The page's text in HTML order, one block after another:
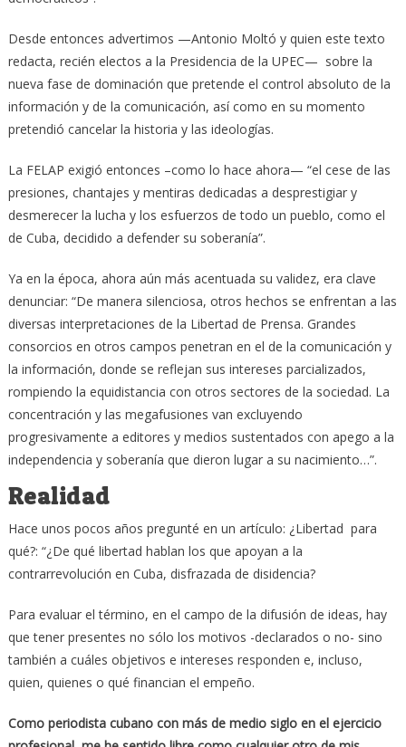
Desde entonces advertimos —Antonio Moltó y quien este texto
redacta, recién electos a la Presidencia de la UPEC— sobre la
nueva fase de dominación que pretende el control absoluto de la
información y de la comunicación, así como en su momento
pretendió cancelar la historia y las ideologías.
La FELAP exigió entonces –como lo hace ahora— “el cese de las
presiones, chantajes y mentiras dedicadas a desprestigiar y
desmerecer la lucha y los esfuerzos de todo un pueblo, como el
de Cuba, decidido a defender su soberanía”.
Ya en la época, ahora aún más acentuada su validez, era clave
denunciar: “De manera silenciosa, otros hechos se enfrentan a las
diversas interpretaciones de la Libertad de Prensa. Grandes
consorcios en otros campos penetran en el de la comunicación y
la información, donde se reflejan sus intereses parcializados,
rompiendo la equidistancia con otros sectores de la sociedad. La
concentración y las megafusiones van excluyendo
progresivamente a editores y medios sustentados con apego a la
independencia y soberanía que dieron lugar a su nacimiento…”.
Realidad
Hace unos pocos años pregunté en un artículo: ¿Libertad para
qué?: “¿De qué libertad hablan los que apoyan a la
contrarrevolución en Cuba, disfrazada de disidencia?
Para evaluar el término, en el campo de la difusión de ideas, hay
que tener presentes no sólo los motivos -declarados o no- sino
también a cuáles objetivos e intereses responden e, incluso,
quien, quienes o qué financian el empeño.
Como periodista cubano con más de medio siglo en el ejercicio